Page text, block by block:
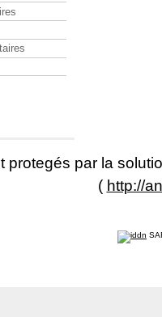
protegés par la
( http://